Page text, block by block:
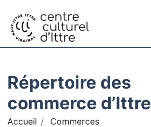
Répertoire des
commerce d’Ittre
Accueil Commerces